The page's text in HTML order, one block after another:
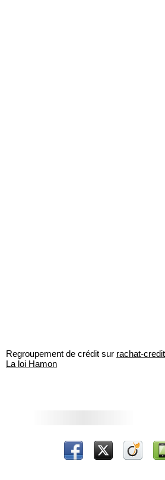
Regroupement de crédit sur rachat-
La loi Hamon